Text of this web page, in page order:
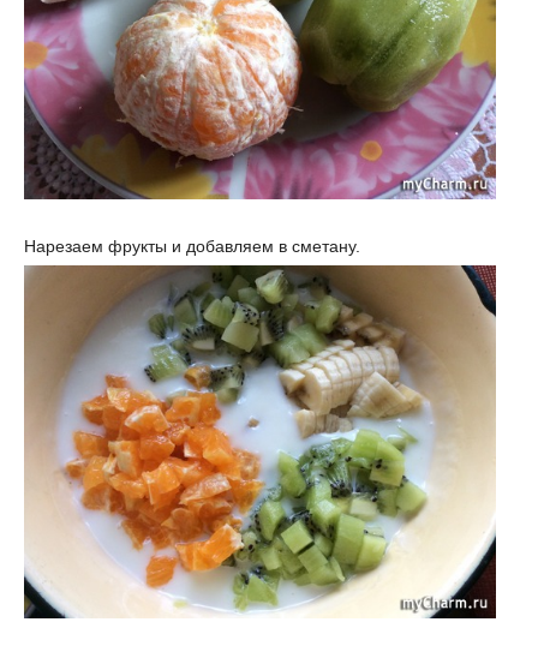
Нарезаем фрукты и добавляем в сметану.